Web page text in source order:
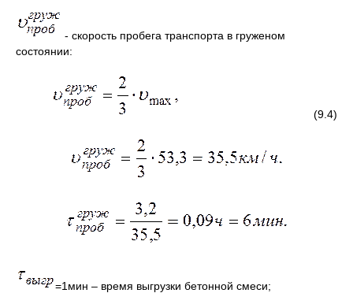
- скорость пробега транспорта в груженом
состоянии:
(9.4)
=1мин – время выгрузки бетонной смеси;